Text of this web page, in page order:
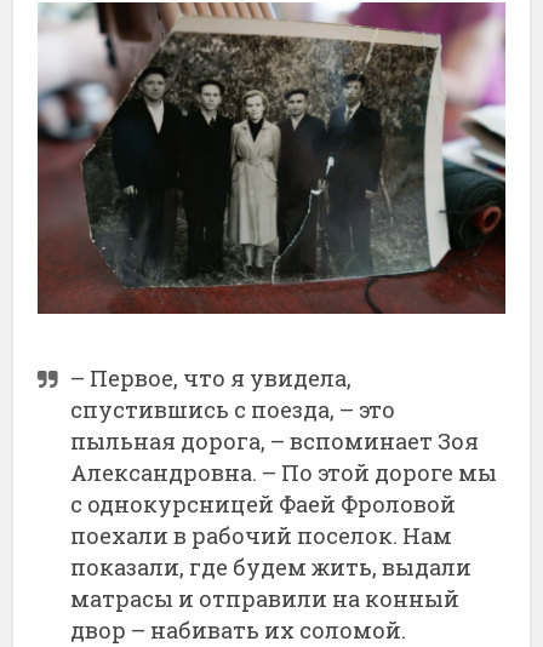
– Первое, что я увидела,
спустившись с поезда, – это
пыльная дорога, – вспоминает Зоя
Александровна. – По этой дороге мы
с однокурсницей Фаей Фроловой
поехали в рабочий поселок. Нам
показали, где будем жить, выдали
матрасы и отправили на конный
двор – набивать их соломой.